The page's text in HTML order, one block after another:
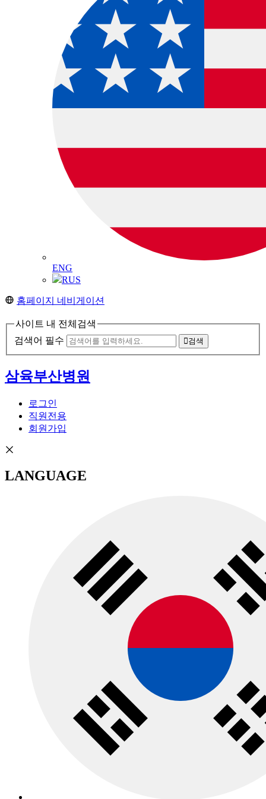
ENG
RUS
홈페이지 네비게이션
사이트 내 전체검색
검색어 필수
검색
삼육부산병원
로그인
직원전용
회원가입
LANGUAGE